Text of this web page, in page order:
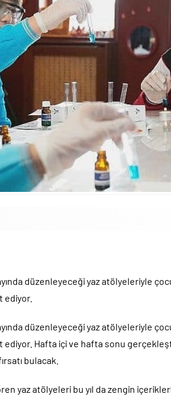
düzenleyeceği yaz atölyeleriyle
ediyor.
düzenleyeceği yaz atölyeleriyle
ediyor. Hafta içi ve hafta sonu
bulacak.
yaz atölyeleri bu yıl da zengin